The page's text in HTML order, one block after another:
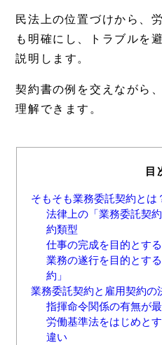
民法上の位置づけから、
も明確にし、トラブルを
説明します。
契約書の例を交えながら
理解できます。
目
そもそも業務委託契約とは
法律上の「業務委託契
約類型
仕事の完成を目的とする
業務の遂行を目的とす
約」
業務委託契約と雇用契約の
指揮命令関係の有無が
労働基準法をはじめと
違い